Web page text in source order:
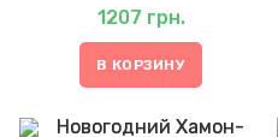
1207 грн.
В КОРЗИНУ